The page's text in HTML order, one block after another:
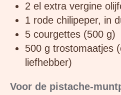
2 el extra vergine
1 rode chilipeper, in
5 courgettes (500 g)
500 g trostomaatjes
liefhebber)
Voor de pistache-